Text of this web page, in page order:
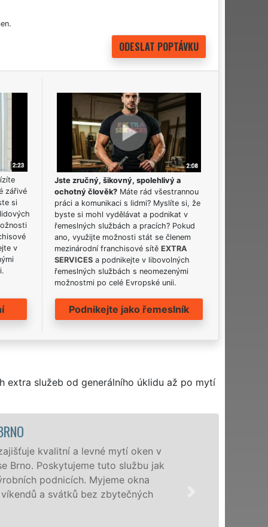
zářivé
si
v
Jste zručný, šikovný, spolehlivý a
ochotný člověk? Máte rád všestrannou
práci a komunikaci s lidmi? Myslíte si, že
byste si mohl vydělávat a podnikat v
řemeslných službách a pracích? Pokud
ano, využijte možnosti stát se členem
mezinárodní franchisové sítěEXTRA
SERVICES a podnikejte v libovolných
řemeslných službách s neomezenými
možnostmi po celé Evropské unii.
Podnikejte jako řemeslník
extra služeb od generálního úklidu až po mytí
kvalitní a levné mytí oken v
Brno. Poskytujeme tuto službu jak
podnicích. Myjeme okna
a svátků bez zbytečných